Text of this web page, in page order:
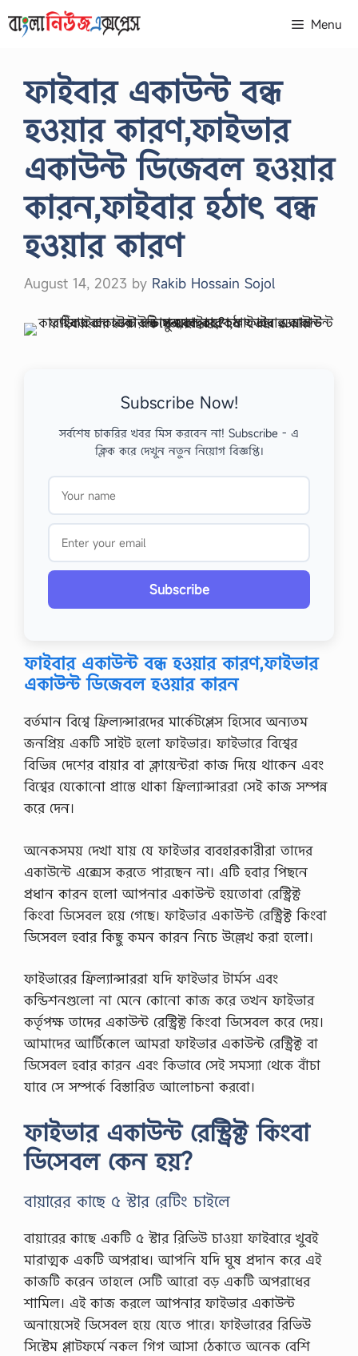
to
Menu
ফাইবার একাউন্ট বন্ধ
হওয়ার কারণ,ফাইভার
একাউন্ট ডিজেবল হওয়ার
কারন,ফাইবার হঠাৎ বন্ধ
হওয়ার কারণ
August 14, 2023 by Rakib Hossain Sojol
Subscribe Now!
সর্বশেষ চাকরির খবর মিস করবেন না! Subscribe - এ
ক্লিক করে দেখুন নতুন নিয়োগ বিজ্ঞপ্তি।
Subscribe
ফাইবার একাউন্ট বন্ধ হওয়ার কারণ,ফাইভার
একাউন্ট ডিজেবল হওয়ার কারন
বর্তমান বিশ্বে ফ্রিল্যন্সারদের মার্কেটপ্লেস হিসেবে অন্যতম
জনপ্রিয় একটি সাইট হলো ফাইভার। ফাইভারে বিশ্বের
বিভিন্ন দেশের বায়ার বা ক্লায়েন্টরা কাজ দিয়ে থাকেন এবং
বিশ্বের যেকোনো প্রান্তে থাকা ফ্রিল্যান্সাররা সেই কাজ সম্পন্ন
করে দেন।
অনেকসময় দেখা যায় যে ফাইভার ব্যবহারকারীরা তাদের
একাউন্টে এক্সেস করতে পারছেন না। এটি হবার পিছনে
প্রধান কারন হলো আপনার একাউন্ট হয়তোবা রেস্ট্রিক্ট
কিংবা ডিসেবল হয়ে গেছে। ফাইভার একাউন্ট রেস্ট্রিক্ট কিংবা
ডিসেবল হবার কিছু কমন কারন নিচে উল্লেখ করা হলো।
ফাইভারের ফ্রিল্যান্সাররা যদি ফাইভার টার্মস এবং
কন্ডিশনগুলো না মেনে কোনো কাজ করে তখন ফাইভার
কর্তৃপক্ষ তাদের একাউন্ট রেস্ট্রিক্ট কিংবা ডিসেবল করে দেয়।
আমাদের আর্টিকেলে আমরা ফাইভার একাউন্ট রেস্ট্রিক্ট বা
ডিসেবল হবার কারন এবং কিভাবে সেই সমস্যা থেকে বাঁচা
যাবে সে সম্পর্কে বিস্তারিত আলোচনা করবো।
ফাইভার একাউন্ট রেস্ট্রিক্ট কিংবা
ডিসেবল কেন হয়?
বায়ারের কাছে ৫ স্টার রেটিং চাইলে
বায়ারের কাছে একটি ৫ স্টার রিভিউ চাওয়া ফাইবারে খুবই
মারাত্মক একটি অপরাধ। আপনি যদি ঘুষ প্রদান করে এই
কাজটি করেন তাহলে সেটি আরো বড় একটি অপরাধের
শামিল। এই কাজ করলে আপনার ফাইভার একাউন্ট
অনায়েসেই ডিসেবল হয়ে যেতে পারে। ফাইভারের রিভিউ
সিস্টেম প্লাটফর্মে নকল গিগ আসা ঠেকাতে অনেক বেশি